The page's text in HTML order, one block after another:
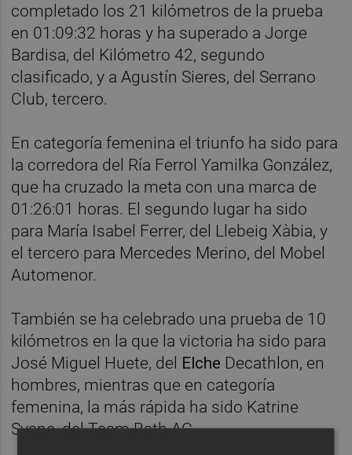
completado los 21 kilómetros de la prueba
en 01:09:32 horas y ha superado a Jorge
Bardisa, del Kilómetro 42, segundo
clasificado, y a Agustín Sieres, del Serrano
Club, tercero.
En categoría femenina el triunfo ha sido para
la corredora del Ría Ferrol Yamilka González,
que ha cruzado la meta con una marca de
01:26:01 horas. El segundo lugar ha sido
para María Isabel Ferrer, del Llebeig Xàbia, y
el tercero para Mercedes Merino, del Mobel
Automenor.
También se ha celebrado una prueba de 10
kilómetros en la que la victoria ha sido para
José Miguel Huete, del Elche Decathlon, en
hombres, mientras que en categoría
femenina, la más rápida ha sido Katrine
Svane, del Team Bath AC.